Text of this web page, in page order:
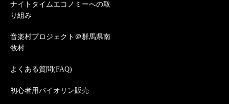
ナイトタイムエコノミーへの取
り組み
音楽村プロジェクト＠群馬県南
牧村
よくある質問(FAQ)
初心者用バイオリン販売